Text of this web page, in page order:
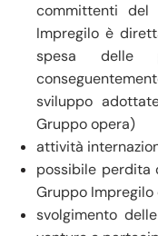
committenti del
Impregilo è
spesa delle
sviluppo
Gruppo opera)
attività
possibile perdita
Gruppo Impregilo
svolgimento